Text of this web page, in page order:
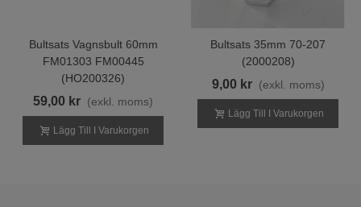
Bultsats Vagnsbult 60mm
FM01303 FM00445
(HO200326)
59,00 kr (exkl. moms)
Lägg Till I Varukorgen
Bultsats 35mm 70-207
(2000208)
9,00 kr (exkl. moms)
Lägg Till I Varukorgen